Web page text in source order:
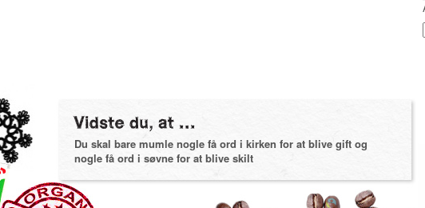
Du skal bare mumle nogle få ord i kirken for at blive gift og
nogle få ord i søvne for at blive skilt